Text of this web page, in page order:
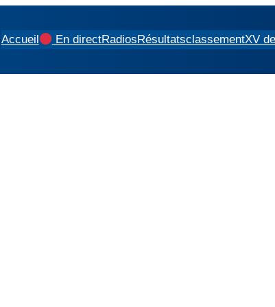
Accueil En directRadiosRésultatsclassementXV